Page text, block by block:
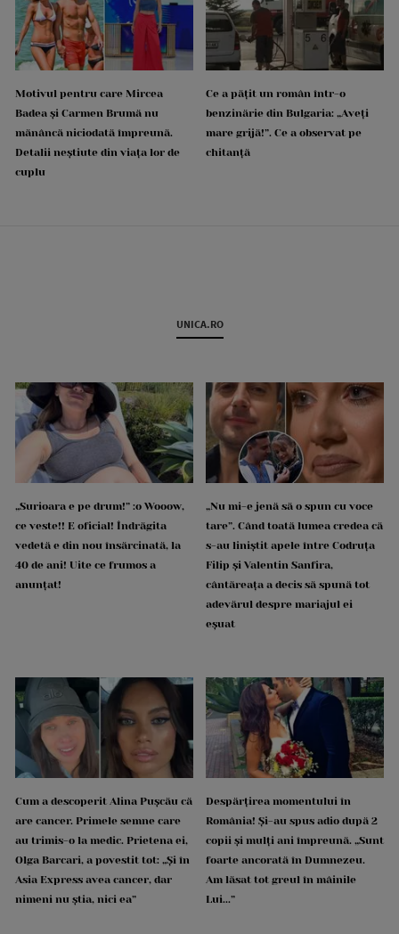
Motivul pentru care Mircea
Badea și Carmen Brumă nu
mănâncă niciodată împreună.
Detalii neștiute din viața lor de
cuplu
Ce a pățit un român într-o
benzinărie din Bulgaria: „Aveți
mare grijă!”. Ce a observat pe
chitanță
UNICA.RO
„Surioara e pe drum!” :o Wooow,
ce veste!! E oficial! Îndrăgita
vedetă e din nou însărcinată, la
40 de ani! Uite ce frumos a
anunțat!
„Nu mi-e jenă să o spun cu voce
tare”. Când toată lumea credea că
s-au liniștit apele între Codruța
Filip și Valentin Sanfira,
cântăreața a decis să spună tot
adevărul despre mariajul ei
eșuat
Cum a descoperit Alina Pușcău că
are cancer. Primele semne care
au trimis-o la medic. Prietena ei,
Olga Barcari, a povestit tot: „Și în
Asia Express avea cancer, dar
nimeni nu știa, nici ea”
Despărțirea momentului în
România! Și-au spus adio după 2
copii și mulți ani împreună. „Sunt
foarte ancorată în Dumnezeu.
Am lăsat tot greul în mâinile
Lui...”